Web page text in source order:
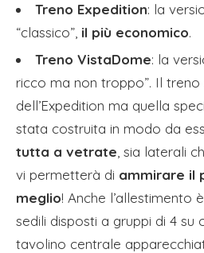
Treno Expedition: la
“classico”, il più economico.
Treno VistaDome: la
ricco ma non troppo”. Il
dell’Expedition ma quella
stata costruita in modo da
tutta a vetrate , sia laterali
vi permetterà di ammirare il
meglio! Anche l’allestimento
sedili disposti a gruppi di 4 su
tavolino centrale